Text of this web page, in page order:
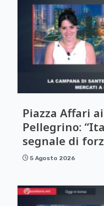
Piazza Affari
Pellegrino:
segnale di
5 Agosto 2026